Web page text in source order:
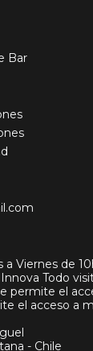
Bar
Viernes de
Todo
permite el
el acceso a
- Chile